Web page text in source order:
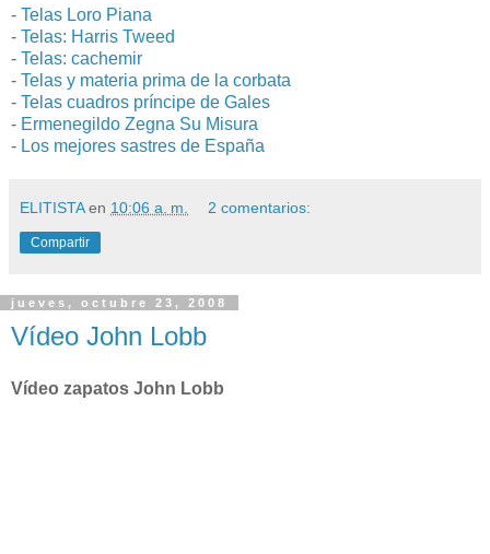
- Telas Loro Piana
- Telas: Harris Tweed
- Telas: cachemir
- Telas y materia prima de la corbata
- Telas cuadros príncipe de Gales
- Ermenegildo Zegna Su Misura
- Los mejores sastres de España
ELITISTA en 10:06 a. m. 2 comentarios:
Compartir
jueves, octubre 23, 2008
Vídeo John Lobb
Vídeo zapatos John Lobb